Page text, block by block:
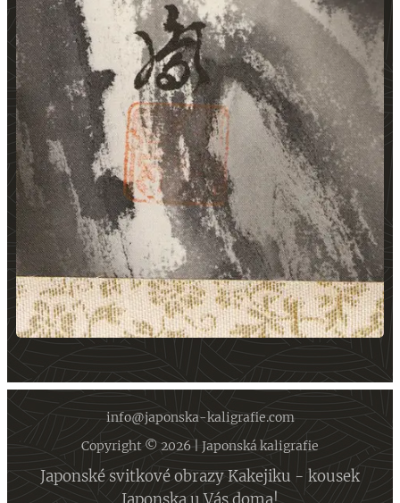
info@japonska-kaligrafie.com
Copyright © 2026 | Japonská kaligrafie
Japonské svitkové obrazy Kakejiku - kousek